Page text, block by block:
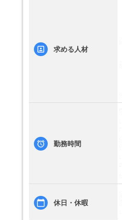
求める人材
勤務時間
休日・休暇